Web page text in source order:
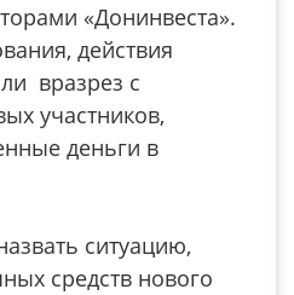
«Донинвеста».
действия
вразрез с
участников,
деньги в
ситуацию,
средств нового